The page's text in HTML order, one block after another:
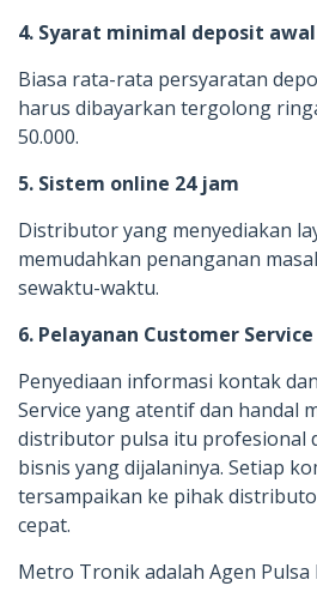
4. Syarat minimal deposit
Biasa rata-rata persyaratan
harus dibayarkan tergolong
50.000.
5. Sistem online 24 jam
Distributor yang menyediakan
memudahkan penanganan
sewaktu-waktu.
6. Pelayanan Customer
Penyediaan informasi kontak
Service yang atentif dan handal
distributor pulsa itu profesional
bisnis yang dijalaninya. Setiap
tersampaikan ke pihak
cepat.
Metro Tronik adalah Agen Pulsa